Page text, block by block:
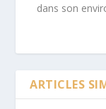
dans son
ARTICLES